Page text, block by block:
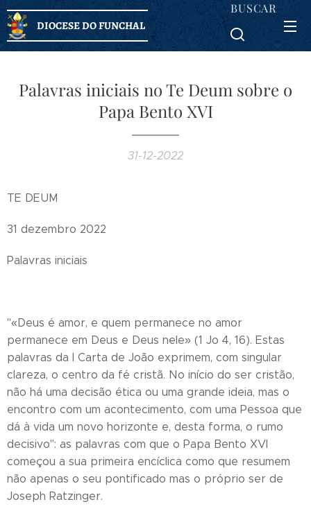
DIOCESE DO FUNCHAL
BUSCAR
Palavras iniciais no Te Deum sobre o
Papa Bento XVI
31-12-2022
TE DEUM
31 dezembro 2022
Palavras iniciais
"«Deus é amor, e quem permanece no amor
permanece em Deus e Deus nele» (1 Jo 4, 16). Estas
palavras da I Carta de João exprimem, com singular
clareza, o centro da fé cristã. No início do ser cristão,
não há uma decisão ética ou uma grande ideia, mas o
encontro com um acontecimento, com uma Pessoa que
dá à vida um novo horizonte e, desta forma, o rumo
decisivo": as palavras com que o Papa Bento XVI
começou a sua primeira encíclica como que resumem
não apenas o seu pontificado mas o próprio ser de
Joseph Ratzinger.